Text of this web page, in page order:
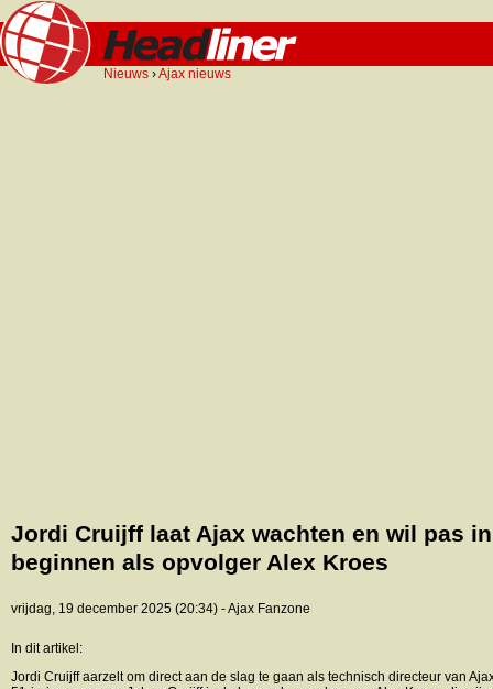
Nieuws ›Ajax nieuws
Jordi Cruijff laat Ajax wachten en wil pas
beginnen als opvolger Alex Kroes
vrijdag, 19 december 2025 (20:34) - Ajax Fanzone
In dit artikel:
Jordi Cruijff aarzelt om direct aan de slag te gaan als technisch directeur van